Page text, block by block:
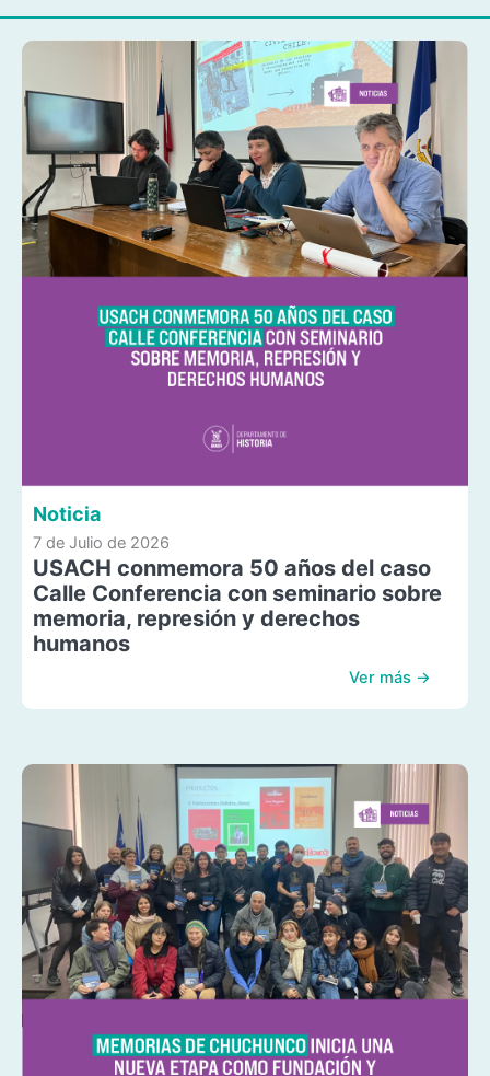
Noticia
7 de Julio de 2026
USACH conmemora 50 años del caso
Calle Conferencia con seminario sobre
memoria, represión y derechos
humanos
Ver más →